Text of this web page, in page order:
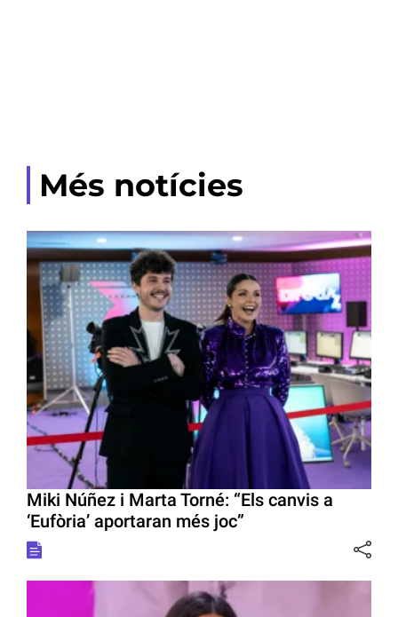
Més notícies
Miki Núñez i Marta Torné: “Els canvis a
‘Eufòria’ aportaran més joc”